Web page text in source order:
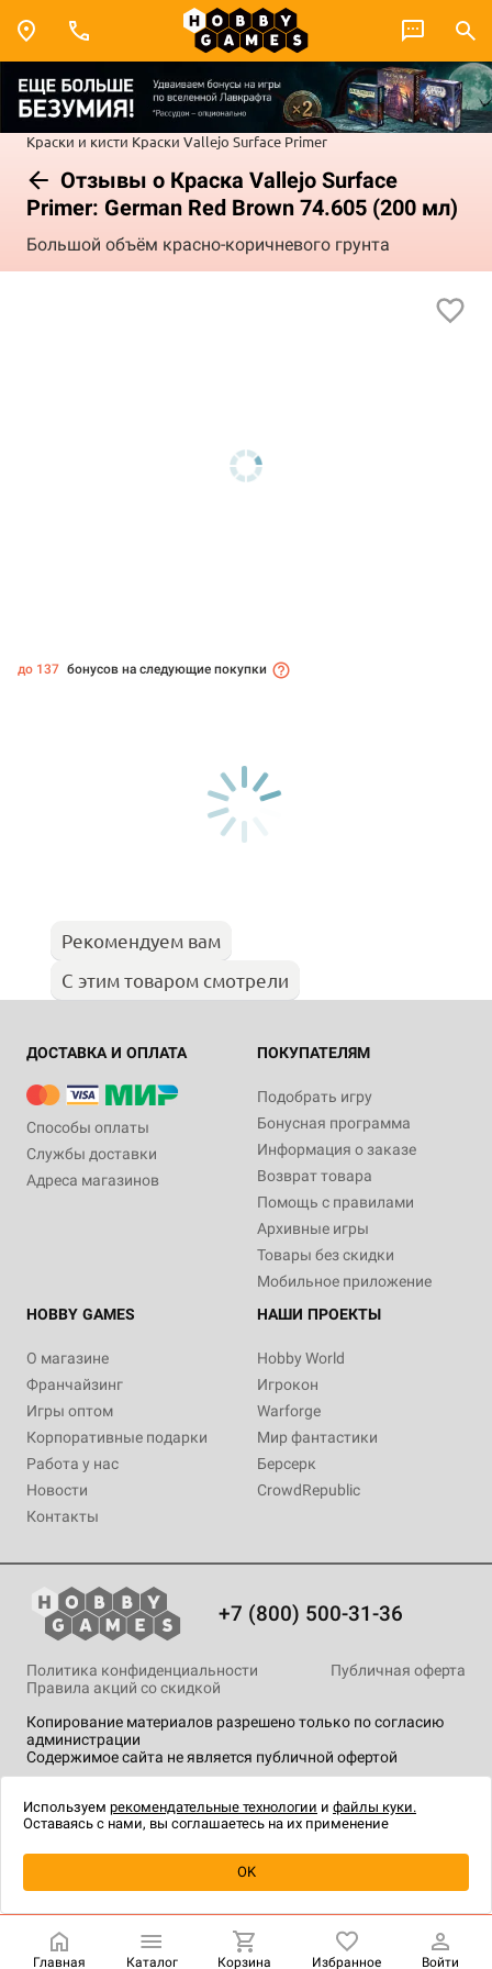
Краски и кисти Краски Vallejo Surface Primer
Отзывы о Краска Vallejo Surface
Primer: German Red Brown 74.605 (200 мл)
Большой объём красно-коричневого грунта
Уведомить о наличии
до 137 бонусов на следующие покупки
Рекомендуем вам
С этим товаром смотрели
ДОСТАВКА И ОПЛАТА
Способы оплаты
Службы доставки
Адреса магазинов
ПОКУПАТЕЛЯМ
Подобрать игру
Бонусная программа
Информация о заказе
Возврат товара
Помощь с правилами
Архивные игры
Товары без скидки
Мобильное приложение
HOBBY GAMES
О магазине
Франчайзинг
Игры оптом
Корпоративные подарки
Работа у нас
Новости
Контакты
НАШИ ПРОЕКТЫ
Hobby World
Игрокон
Warforge
Мир фантастики
Берсерк
CrowdRepublic
+7 (800) 500-31-36
Копирование материалов разрешено только по согласию
администрации
Содержимое сайта не является публичной офертой
Политика конфиденциальности
Публичная оферта
Правила акций со скидкой
технологии.
Главная Каталог Корзина Избранное Войти
Используем рекомендательные технологии и файлы куки.
Оставаясь с нами, вы соглашаетесь на их применение
OK